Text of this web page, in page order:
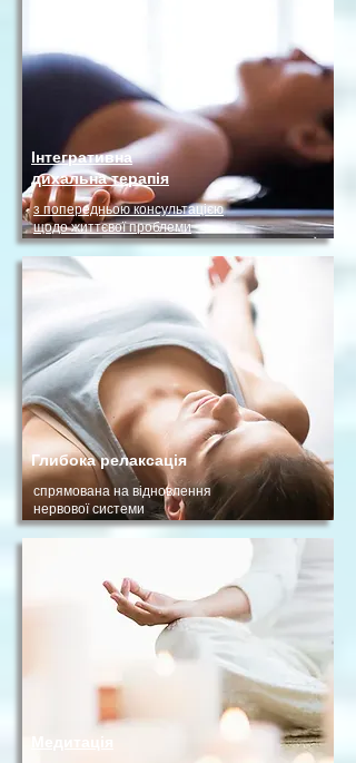
Інтегративна
дихальна терапія
з попередньою консультацією
щодо життєвої проблеми
Глибока релаксація
спрямована на відновлення
нервової системи
Медитація